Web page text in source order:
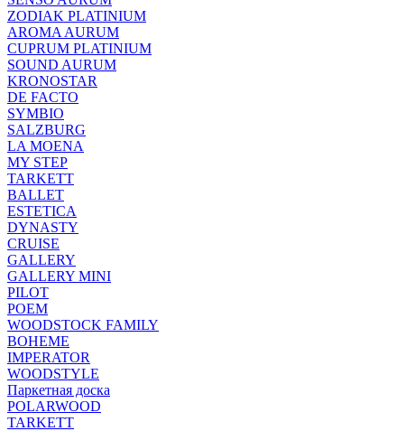
ZODIAK PLATINIUM
AROMA AURUM
CUPRUM PLATINIUM
SOUND AURUM
KRONOSTAR
DE FACTO
SYMBIO
SALZBURG
LA MOENA
MY STEP
TARKETT
BALLET
ESTETICA
DYNASTY
CRUISE
GALLERY
GALLERY MINI
PILOT
POEM
WOODSTOCK FAMILY
BOHEME
IMPERATOR
WOODSTYLE
Паркетная доска
POLARWOOD
TARKETT